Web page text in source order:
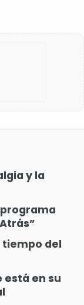
y la
tiempo del
está en su